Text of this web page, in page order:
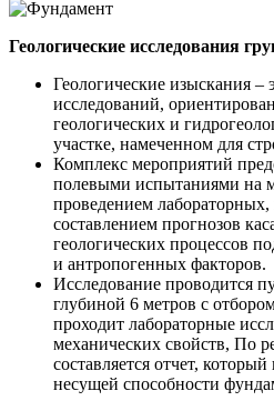
Геологические исследования
Геологические изыскания –
исследований,
геологических и
участке, намеченном для
Комплекс мероприятий
полевыми испытаниями на
проведением
составлением прогнозов
геологических процессов
и антропогенных факторов.
Исследование проводится
глубиной 6 метров с
проходит лабораторные
механических свойств, По
составляется отчет,
несущей способности